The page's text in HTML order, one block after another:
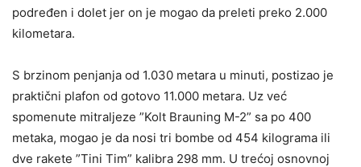
podređen i dolet jer on je mogao da preleti preko 2.000
kilometara.
S brzinom penjanja od 1.030 metara u minuti, postizao je
praktični plafon od gotovo 11.000 metara. Uz već
spomenute mitraljeze ”Kolt Brauning M-2” sa po 400
metaka, mogao je da nosi tri bombe od 454 kilograma ili
dve rakete ”Tini Tim” kalibra 298 mm. U trećoj osnovnoj